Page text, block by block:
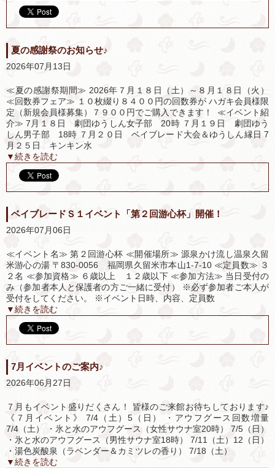
夏の感謝祭のお知らせ♪
2026年07月13日
≪夏の感謝祭期間≫ 2026年７月１８日（土）～８月１８日（火）
≪回数券フェア≫ １０枚綴り８４００円の回数券が ハガキ会員様限
定（新規会員様募集）７９００円でご購入できます！ ≪イベント紹
介≫ 7月１８日 劇団ゆうしん女子部 20時 ７月１９日 劇団ゆう
しん男子部 18時 ７月２０日 ベイブレード大会＆ゆうしん縁日 7
月２５日 キンキン水
▼続きを読む
ベイブレードＳ１イベント「第２回游心杯」開催！
2026年07月06日
≪イベント名≫ 第２回游心杯 ≪開催場所≫ 源泉かけ流し温泉久留
米游心の湯 〒830-0056 福岡県久留米市本山1-7-10 ≪定員数≫ ３
２名 ≪参加資格≫ ６歳以上 １２歳以下 ≪参加方法≫ 当日受付の
み（参加者本人と保護者の方ご一緒に受付） ※必ず参加者ご本人が
受付をしてください。 ※イベント日時、内容、定員数
▼続きを読む
7月イベントのご案内♪
2026年06月27日
７月もイベント盛りだくさん！ 皆様のご来館お待ちしております♪
《７月イベント》 7/4（土）5（日） ・アウフグース回数増量
7/4（土） ・氷と水のアウフグース（女性サウナ室20時） 7/5（日）
・氷と水のアウフグース（男性サウナ室18時） 7/11（土）12（日）
・湯色炭酸泉（ラベンダー＆カミツレの香り） 7/18（土）
▼続きを読む